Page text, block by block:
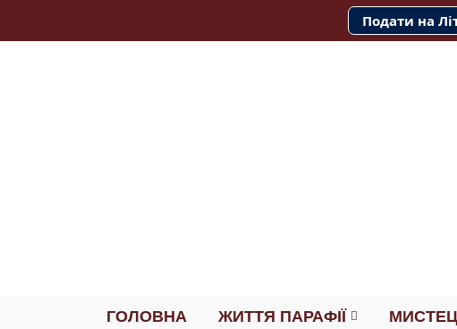
Подати на
ГОЛОВНА ЖИТТЯ ПАРАФІЇ